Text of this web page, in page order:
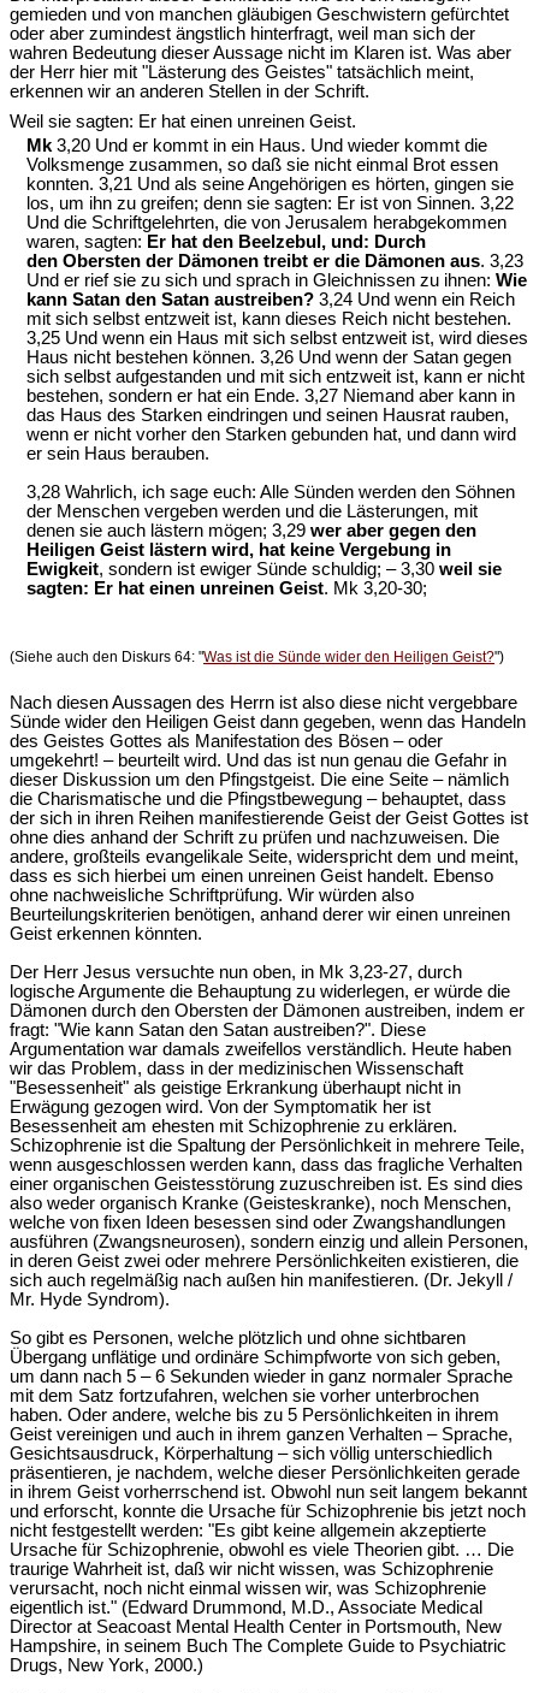
gemieden und von manchen gläubigen Geschwistern gefürchtet
oder aber zumindest ängstlich hinterfragt, weil man sich der
wahren Bedeutung dieser Aussage nicht im Klaren ist. Was aber
der Herr hier mit "Lästerung des Geistes" tatsächlich meint,
erkennen wir an anderen Stellen in der Schrift.
Weil sie sagten: Er hat einen unreinen Geist.
Mk3,20 Und er kommt in ein Haus. Und wieder kommt die
Volksmenge zusammen, so daß sie nicht einmal Brot essen
konnten. 3,21 Und als seine Angehörigen es hörten, gingen sie
los, um ihn zu greifen; denn sie sagten: Er ist von Sinnen. 3,22
Und die Schriftgelehrten, die von Jerusalem herabgekommen
waren, sagten: Er hat den Beelzebul, und: Durch
den Obersten der Dämonen treibt er die Dämonen aus. 3,23
Und er rief sie zu sich und sprach in Gleichnissen zu ihnen: Wie
kann Satan den Satan austreiben? 3,24 Und wenn ein Reich
mit sich selbst entzweit ist, kann dieses Reich nicht bestehen.
3,25 Und wenn ein Haus mit sich selbst entzweit ist, wird dieses
Haus nicht bestehen können. 3,26 Und wenn der Satan gegen
sich selbst aufgestanden und mit sich entzweit ist, kann er nicht
bestehen, sondern er hat ein Ende. 3,27 Niemand aber kann in
das Haus des Starken eindringen und seinen Hausrat rauben,
wenn er nicht vorher den Starken gebunden hat, und dann wird
er sein Haus berauben.
3,28 Wahrlich, ich sage euch: Alle Sünden werden den Söhnen
der Menschen vergeben werden und die Lästerungen, mit
denen sie auch lästern mögen; 3,29 wer aber gegen den
Heiligen Geist lästern wird, hat keine Vergebung in
Ewigkeit, sondern ist ewiger Sünde schuldig; – 3,30 weil sie
sagten: Er hat einen unreinen Geist. Mk 3,20-30;
(Siehe auch den Diskurs 64: "Was ist die Sünde wider den Heiligen Geist?")
Nach diesen Aussagen des Herrn ist also diese nicht vergebbare
Sünde wider den Heiligen Geist dann gegeben, wenn das Handeln
des Geistes Gottes als Manifestation des Bösen – oder
umgekehrt! – beurteilt wird. Und das ist nun genau die Gefahr in
dieser Diskussion um den Pfingstgeist. Die eine Seite – nämlich
die Charismatische und die Pfingstbewegung – behauptet, dass
der sich in ihren Reihen manifestierende Geist der Geist Gottes ist
ohne dies anhand der Schrift zu prüfen und nachzuweisen. Die
andere, großteils evangelikale Seite, widerspricht dem und meint,
dass es sich hierbei um einen unreinen Geist handelt. Ebenso
ohne nachweisliche Schriftprüfung. Wir würden also
Beurteilungskriterien benötigen, anhand derer wir einen unreinen
Geist erkennen könnten.
Der Herr Jesus versuchte nun oben, in Mk 3,23-27, durch
logische Argumente die Behauptung zu widerlegen, er würde die
Dämonen durch den Obersten der Dämonen austreiben, indem er
fragt: "Wie kann Satan den Satan austreiben?". Diese
Argumentation war damals zweifellos verständlich. Heute haben
wir das Problem, dass in der medizinischen Wissenschaft
"Besessenheit" als geistige Erkrankung überhaupt nicht in
Erwägung gezogen wird. Von der Symptomatik her ist
Besessenheit am ehesten mit Schizophrenie zu erklären.
Schizophrenie ist die Spaltung der Persönlichkeit in mehrere Teile,
wenn ausgeschlossen werden kann, dass das fragliche Verhalten
einer organischen Geistesstörung zuzuschreiben ist. Es sind dies
also weder organisch Kranke (Geisteskranke), noch Menschen,
welche von fixen Ideen besessen sind oder Zwangshandlungen
ausführen (Zwangsneurosen), sondern einzig und allein Personen,
in deren Geist zwei oder mehrere Persönlichkeiten existieren, die
sich auch regelmäßig nach außen hin manifestieren. (Dr. Jekyll /
Mr. Hyde Syndrom).
So gibt es Personen, welche plötzlich und ohne sichtbaren
Übergang unflätige und ordinäre Schimpfworte von sich geben,
um dann nach 5 – 6 Sekunden wieder in ganz normaler Sprache
mit dem Satz fortzufahren, welchen sie vorher unterbrochen
haben. Oder andere, welche bis zu 5 Persönlichkeiten in ihrem
Geist vereinigen und auch in ihrem ganzen Verhalten – Sprache,
Gesichtsausdruck, Körperhaltung – sich völlig unterschiedlich
präsentieren, je nachdem, welche dieser Persönlichkeiten gerade
in ihrem Geist vorherrschend ist. Obwohl nun seit langem bekannt
und erforscht, konnte die Ursache für Schizophrenie bis jetzt noch
nicht festgestellt werden: "Es gibt keine allgemein akzeptierte
Ursache für Schizophrenie, obwohl es viele Theorien gibt. … Die
traurige Wahrheit ist, daß wir nicht wissen, was Schizophrenie
verursacht, noch nicht einmal wissen wir, was Schizophrenie
eigentlich ist." (Edward Drummond, M.D., Associate Medical
Director at Seacoast Mental Health Center in Portsmouth, New
Hampshire, in seinem Buch The Complete Guide to Psychiatric
Drugs, New York, 2000.)